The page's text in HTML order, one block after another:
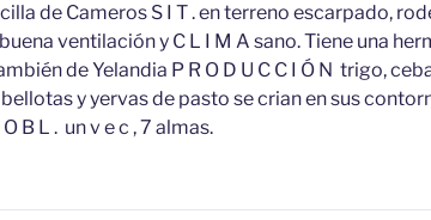
de Cameros S I T . en terreno escarpado,
ventilación y C L I M A sano. Tiene una
de Yelandia P R O D U C C I Ó N trigo,
y yervas de pasto se crian en sus
B L . un v e c , 7 almas.